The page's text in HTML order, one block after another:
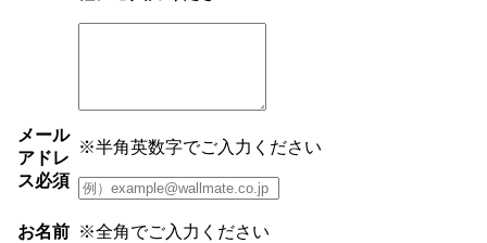
メール
アドレ
ス必須
※半角英数字でご入力ください
お名前
※全角でご入力ください